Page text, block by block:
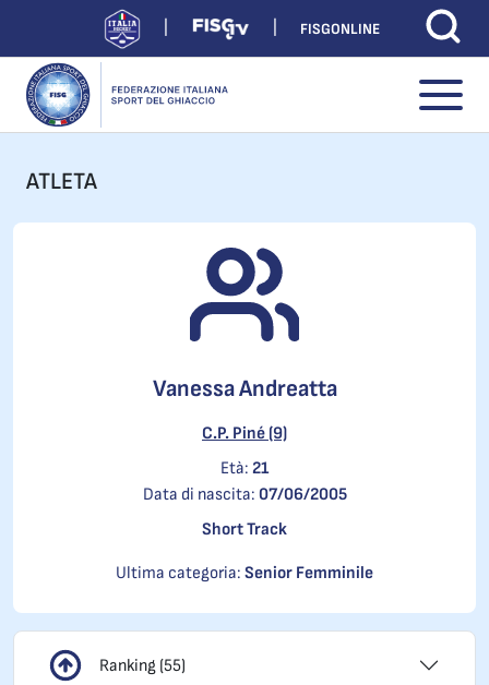
FISGONLINE
ATLETA
Vanessa Andreatta
C.P. Piné (9)
Età: 21
Data di nascita: 07/06/2005
Short Track
Ultima categoria: Senior Femminile
Ranking (55)